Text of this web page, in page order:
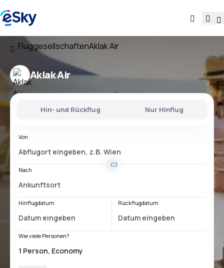
FluggesellschaftenAklak Air
Aklak Air
Hin- und Rückflug Nur Hinflug
Von
Nach
Hinflugdatum Rückflugdatum
Wie viele Personen?